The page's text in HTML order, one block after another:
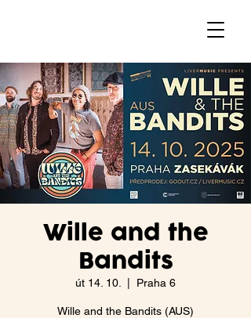
Wille and the
Bandits
út 14. 10. Praha 6
Wille and the Bandits (AUS)